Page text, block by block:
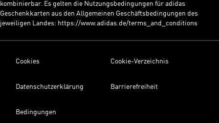
kombinierbar. Es gelten die Nutzungsbedingungen für adidas
Geschenkkarten aus den Allgemeinen Geschäftsbedingungen des
jeweiligen Landes: https://www.adidas.de/terms_and_conditions
Cookies Cookie-Verzeichnis
Datenschutzerklärung Barrierefreiheit
Bedingungen